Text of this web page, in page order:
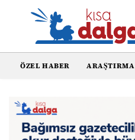
ÖZEL HABER ARAŞTIRMA